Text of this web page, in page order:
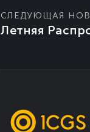
СЛЕДУЮЩАЯ
Летняя